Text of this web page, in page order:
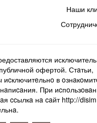
Наши
офертой. Стaтьи,
в
Пpи
ccылкa нa caйт http://